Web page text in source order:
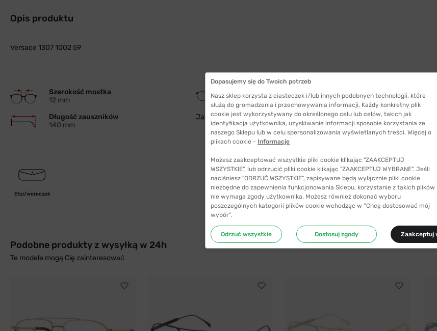
Opis produktu
Versace 1307 1002 59
Szerokość mostka
12 mm
Szerokość szkła
59 mm
Długość zauszników
140 mm
Jak wybrać odpowiedni rozmiar
Etui/woreczek
Podobne produkty z wysyłką w 24h
Te modele mogą Cię zainteresować
Dopasujemy się do Twoich potrzeb
Nasz sklep korzysta z ciasteczek i/lub innych podobnych technologii, które
służą do gromadzenia i przechowywania informacji. Każdy konkretny plik
cookie jest wykorzystywany do określonego celu lub celów, takich jak
identyfikacja użytkownika, uzyskiwanie informacji sposobie korzystania ze
naszego Sklepu lub w celu spersonalizowania wyświetlanych treści. Więcej o
plikach cookie - Informacje
Możesz zaakceptować wszystkie pliki cookie klikając "ZAAKCEPTUJ
WSZYSTKIE", lub odrzucić pliki cookie klikając "ZAAKCEPTUJ WYBRANE". Jeśli
naciśniesz "ODRZUĆ WSZYSTKIE", zapisywane będą wyłącznie pliki cookie
niezbędne do zapewnienia funkcjonowania Sklepu, korzystanie z takich plików
nie wymaga zgody użytkownika. Możesz również dokonać wyboru
poszczególnych kategorii plików cookie wchodząc w “Chcę dostosować mój
wybór”.
Odrzuć wszystkie Dostosuj zgody Zaakceptuj